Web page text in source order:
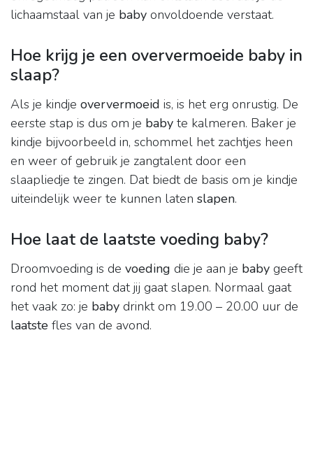
lichaamstaal van je baby onvoldoende verstaat.
Hoe krijg je een oververmoeide baby in
slaap?
Als je kindje oververmoeid is, is het erg onrustig. De
eerste stap is dus om je baby te kalmeren. Baker je
kindje bijvoorbeeld in, schommel het zachtjes heen
en weer of gebruik je zangtalent door een
slaapliedje te zingen. Dat biedt de basis om je kindje
uiteindelijk weer te kunnen laten slapen.
Hoe laat de laatste voeding baby?
Droomvoeding is de voeding die je aan je baby geeft
rond het moment dat jij gaat slapen. Normaal gaat
het vaak zo: je baby drinkt om 19.00 – 20.00 uur de
laatste fles van de avond.